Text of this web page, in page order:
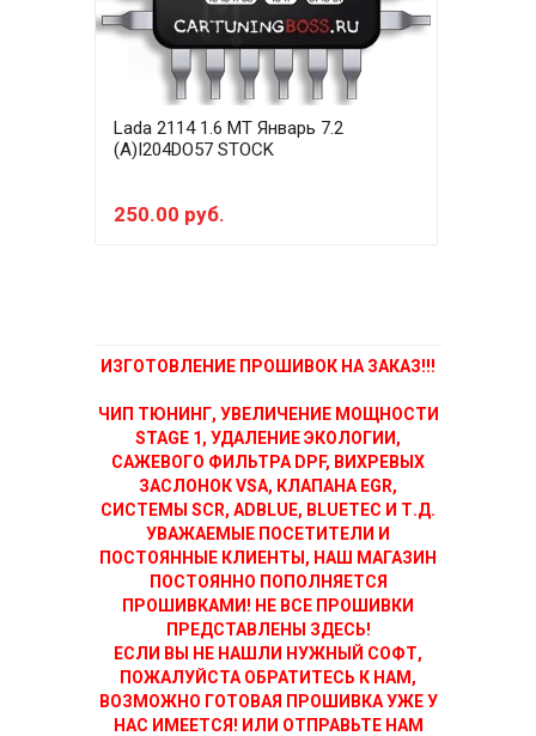
Lada 2114 1.6 MT Январь 7.2
(A)I204DO57 STOCK
250.00 руб.
ИЗГОТОВЛЕНИЕ ПРОШИВОК НА ЗАКАЗ!!!
ЧИП ТЮНИНГ, УВЕЛИЧЕНИЕ МОЩНОСТИ
STAGE 1, УДАЛЕНИЕ ЭКОЛОГИИ,
САЖЕВОГО ФИЛЬТРА DPF, ВИХРЕВЫХ
ЗАСЛОНОК VSA, КЛАПАНА EGR,
СИСТЕМЫ SCR, ADBLUE, BLUETEC И Т.Д.
УВАЖАЕМЫЕ ПОСЕТИТЕЛИ И
ПОСТОЯННЫЕ КЛИЕНТЫ, НАШ МАГАЗИН
ПОСТОЯННО ПОПОЛНЯЕТСЯ
ПРОШИВКАМИ! НЕ ВСЕ ПРОШИВКИ
ПРЕДСТАВЛЕНЫ ЗДЕСЬ!
ЕСЛИ ВЫ НЕ НАШЛИ НУЖНЫЙ СОФТ,
ПОЖАЛУЙСТА ОБРАТИТЕСЬ К НАМ,
ВОЗМОЖНО ГОТОВАЯ ПРОШИВКА УЖЕ У
НАС ИМЕЕТСЯ! ИЛИ ОТПРАВЬТЕ НАМ